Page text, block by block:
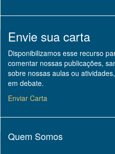
Envie sua carta
Disponibilizamos esse recurso
comentar nossas publicações,
sobre nossas aulas ou
em debate.
Enviar Carta
Quem Somos